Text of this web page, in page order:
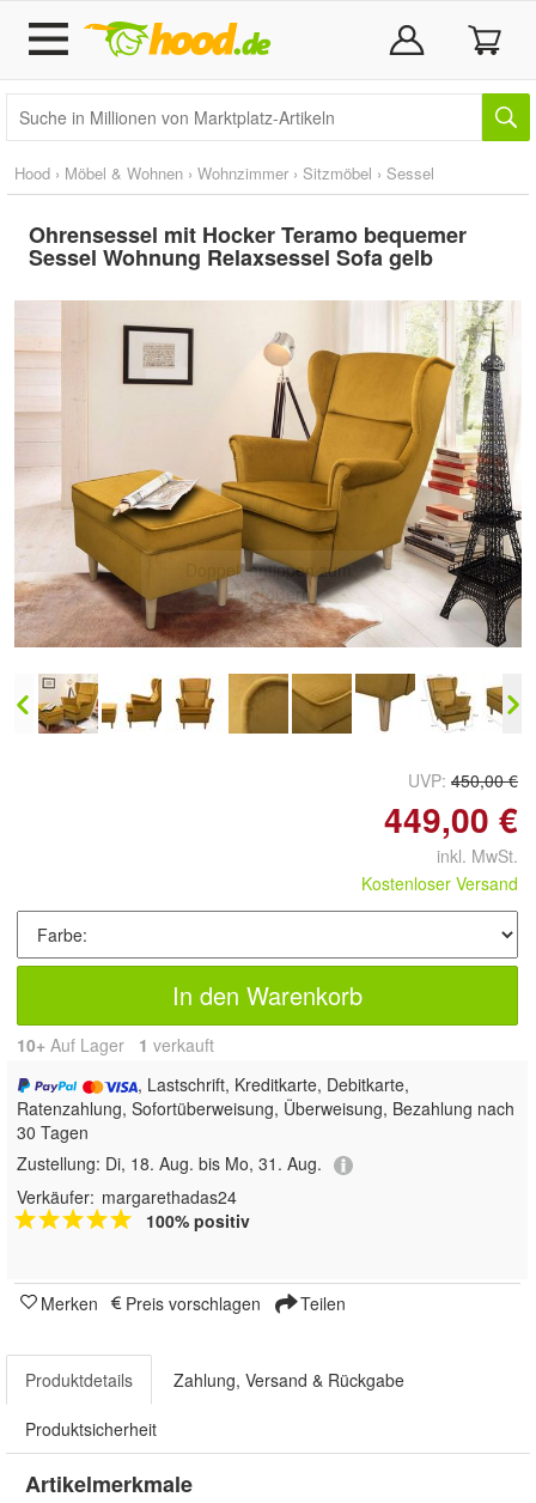
Hood › Möbel & Wohnen › Wohnzimmer › Sitzmöbel › Sessel
Ohrensessel mit Hocker Teramo bequemer
Sessel Wohnung Relaxsessel Sofa gelb
Doppelt antippen zum
vergrößern
UVP: 450,00 €
449,00 €
inkl. MwSt.
Kostenloser Versand
In den Warenkorb
10+ Auf Lager 1 verkauft
, Lastschrift, Kreditkarte, Debitkarte,
Ratenzahlung, Sofortüberweisung, Überweisung, Bezahlung nach
30 Tagen
Zustellung: Di, 18. Aug. bis Mo, 31. Aug.
Verkäufer: margarethadas24
100% positiv
Merken Preis vorschlagen Teilen
Produktdetails Zahlung, Versand & Rückgabe
Produktsicherheit
Artikelmerkmale